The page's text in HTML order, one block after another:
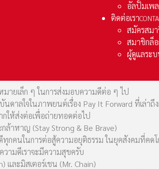
อัลปั้มเพ
ติดต่อเรา
สมัครสม
สมาชิกล็
ผู้ดูแลระ
มายเล็ก ๆ ในการส่งมอบความดีต่อ ๆ ไป
บันดาลใจในภาพยนต์เรื่อง Pay It Forward ที่เล่
ให้ส่งต่อเพื่อถ่ายทอดต่อไป
ล้าหาญ (Stay Strong & Be Brave)
ทุกคนในการต่อสู้ความอยุติธรรม ในยุคสังคมที่
วามดีเราจะมีความสุขครับ
และมิสเตอร์เชน (Mr. Chain)